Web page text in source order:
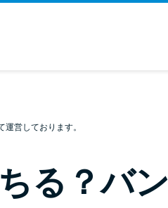
総合人気ランキング
バレずに借りたい方向け
営しております。
る？バン